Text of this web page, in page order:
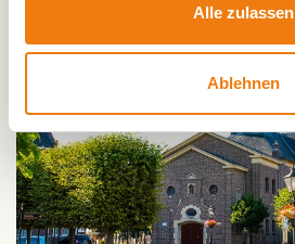
Alle zulassen
Ablehnen